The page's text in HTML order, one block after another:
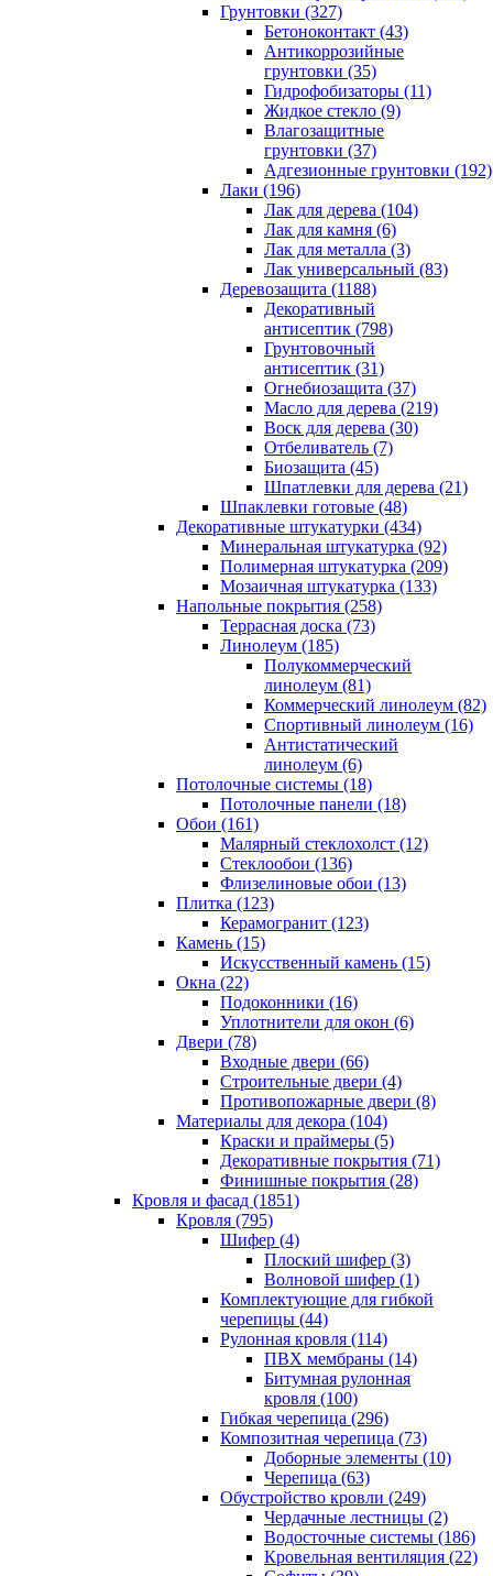
Грунтовки (327)
Бетоноконтакт (43)
Антикоррозийные
грунтовки (35)
Гидрофобизаторы (11)
Жидкое стекло (9)
Влагозащитные
грунтовки (37)
Адгезионные грунтовки (192)
Лаки (196)
Лак для дерева (104)
Лак для камня (6)
Лак для металла (3)
Лак универсальный (83)
Деревозащита (1188)
Декоративный
антисептик (798)
Грунтовочный
антисептик (31)
Огнебиозащита (37)
Масло для дерева (219)
Воск для дерева (30)
Отбеливатель (7)
Биозащита (45)
Шпатлевки для дерева (21)
Шпаклевки готовые (48)
Декоративные штукатурки (434)
Минеральная штукатурка (92)
Полимерная штукатурка (209)
Мозаичная штукатурка (133)
Напольные покрытия (258)
Террасная доска (73)
Линолеум (185)
Полукоммерческий
линолеум (81)
Коммерческий линолеум (82)
Спортивный линолеум (16)
Антистатический
линолеум (6)
Потолочные системы (18)
Потолочные панели (18)
Обои (161)
Малярный стеклохолст (12)
Стеклообои (136)
Флизелиновые обои (13)
Плитка (123)
Керамогранит (123)
Камень (15)
Искусственный камень (15)
Окна (22)
Подоконники (16)
Уплотнители для окон (6)
Двери (78)
Входные двери (66)
Строительные двери (4)
Противопожарные двери (8)
Материалы для декора (104)
Краски и праймеры (5)
Декоративные покрытия (71)
Финишные покрытия (28)
Кровля и фасад (1851)
Кровля (795)
Шифер (4)
Плоский шифер (3)
Волновой шифер (1)
Комплектующие для гибкой
черепицы (44)
Рулонная кровля (114)
ПВХ мембраны (14)
Битумная рулонная
кровля (100)
Гибкая черепица (296)
Композитная черепица (73)
Доборные элементы (10)
Черепица (63)
Обустройство кровли (249)
Чердачные лестницы (2)
Водосточные системы (186)
Кровельная вентиляция (22)